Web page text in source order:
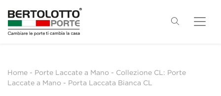
Home - Porte Laccate a Mano - Collezione CL: Porte
Laccate a Mano - Porta Laccata Bianca CL